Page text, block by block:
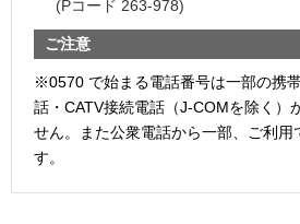
(Pコード 263-978)
ご注意
※0570 で始まる電話番号は一部の携
話・CATV接続電話（J-COMを除く）
せん。また公衆電話から一部、ご利用
す。